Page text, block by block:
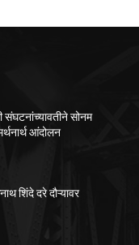
संघटनांच्यावतीने सोनम
आंदोलन
शिंदे दरे दौऱ्यावर